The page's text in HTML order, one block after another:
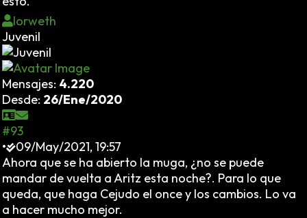
Iorweth
Juvenil
Mensajes: 4.220
Desde: 26/Ene/2020
#93
•
09/May/2021, 19:57
Ahora que se ha abierto la muga, ¿no se puede
mandar de vuelta a Aritz esta noche?. Para lo que
queda, que haga Cejudo el once y los cambios. Lo va
a hacer mucho mejor.